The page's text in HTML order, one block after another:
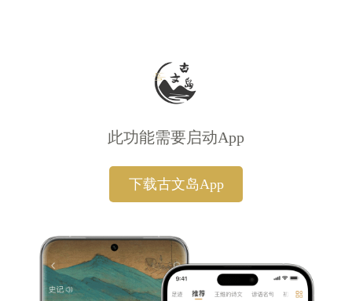
此功能需要启动App
下载古文岛App